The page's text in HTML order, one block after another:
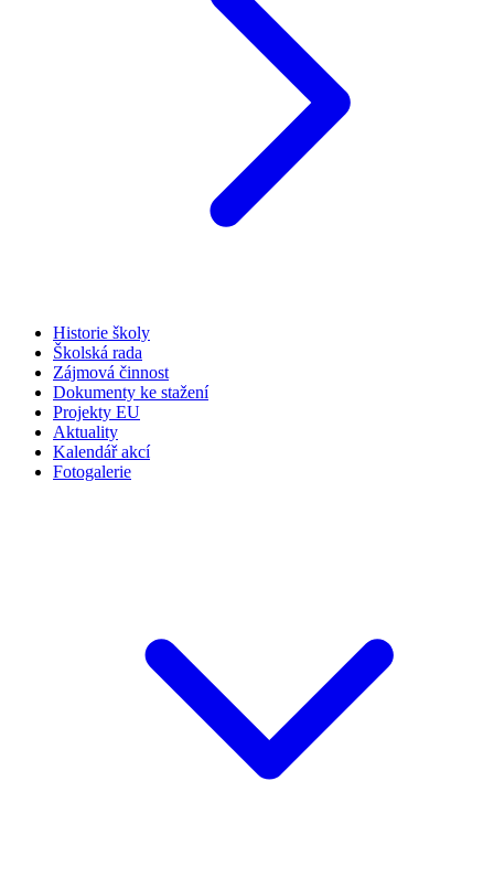
Historie školy
Školská rada
Zájmová činnost
Dokumenty ke stažení
Projekty EU
Aktuality
Kalendář akcí
Fotogalerie